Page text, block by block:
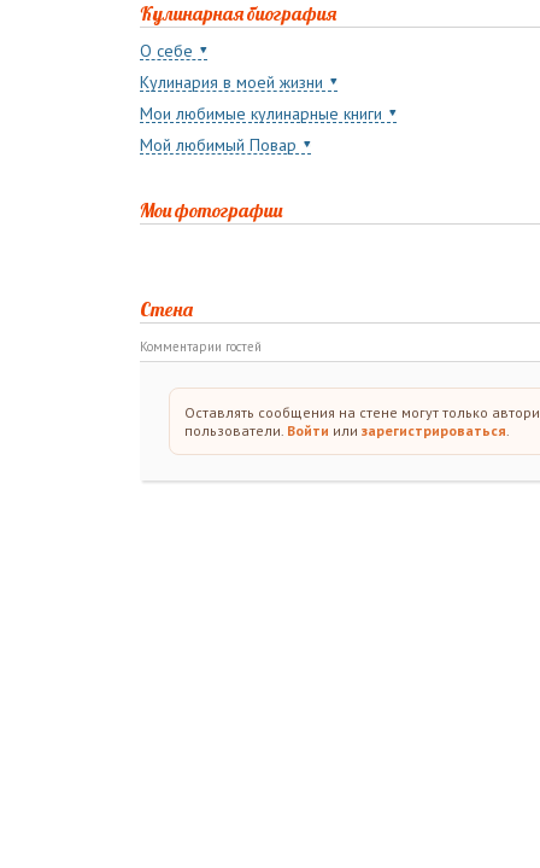
Кулинарная биография
О себе
Кулинария в моей жизни
Мои любимые кулинарные книги
Мой любимый Повар
Мои фотографии
Стена
Комментарии гостей
Оставлять сообщения на стене могут только
пользователи. Войти или зарегистрироваться.